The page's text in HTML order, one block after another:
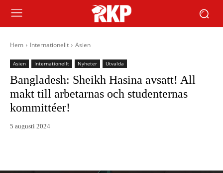
Hem Internationellt Asien
Asien Internationellt Nyheter Utvalda
Bangladesh: Sheikh Hasina avsatt! All
makt till arbetarnas och studenternas
kommittéer!
5 augusti 2024